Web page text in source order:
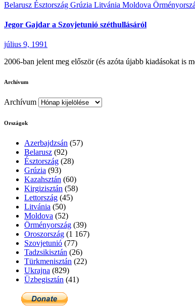
Belarusz Észtország Grúzia Litvánia Moldova
Jegor Gajdar a Szovjetunió széthullásáról
július 9, 1991
2006-ban jelent meg először (és azóta újabb kiadásokat
Archívum
Archívum
Országok
Azerbajdzsán (57)
Belarusz (92)
Észtország (28)
Grúzia (93)
Kazahsztán (60)
Kirgizisztán (58)
Lettország (45)
Litvánia (50)
Moldova (52)
Örményország (39)
Oroszország (1 167)
Szovjetunió (77)
Tadzsikisztán (26)
Türkmenisztán (22)
Ukrajna (829)
Üzbegisztán (41)